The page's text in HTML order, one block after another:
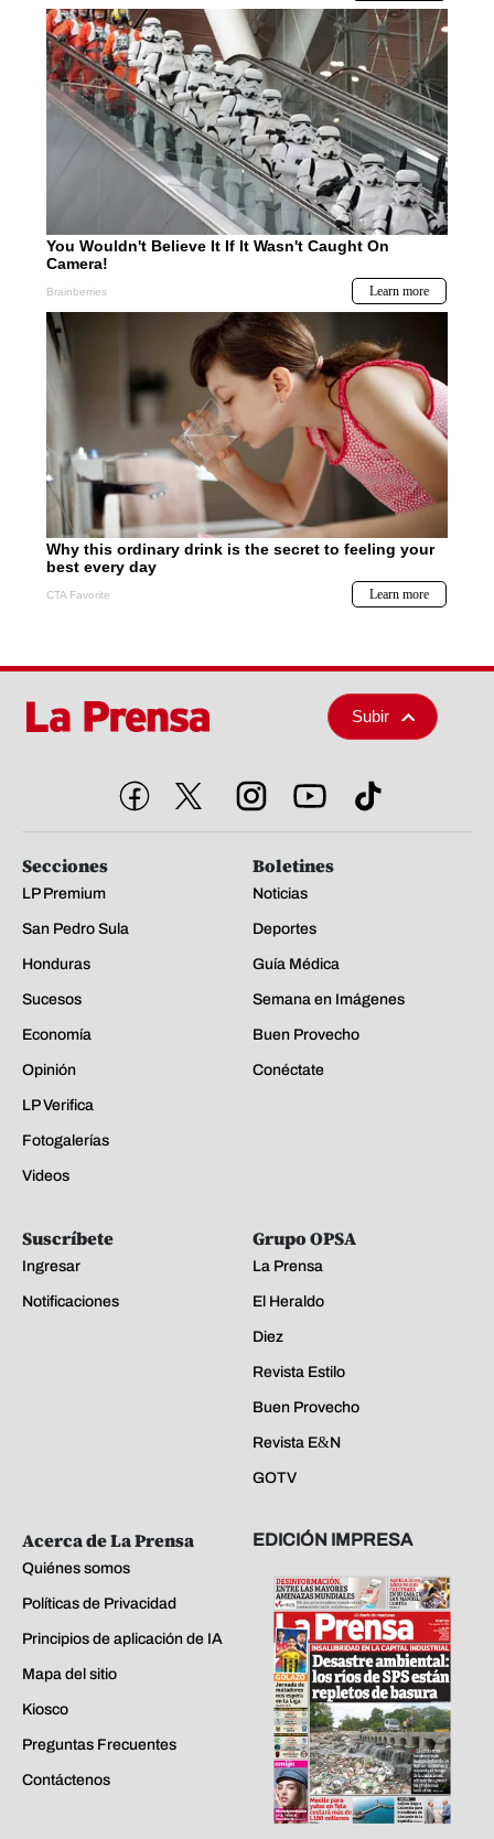
Subir
Secciones
LP Premium
San Pedro Sula
Honduras
Sucesos
Economía
Opinión
LP Verifica
Fotogalerías
Videos
Boletines
Noticias
Deportes
Guía Médica
Semana en Imágenes
Buen Provecho
Conéctate
Suscríbete
Ingresar
Notificaciones
Grupo OPSA
La Prensa
El Heraldo
Diez
Revista Estilo
Buen Provecho
Revista E&N
GOTV
Acerca de La Prensa
Quiénes somos
Políticas de Privacidad
Principios de aplicación de IA
Mapa del sitio
Kiosco
Preguntas Frecuentes
Contáctenos
EDICIÓN IMPRESA